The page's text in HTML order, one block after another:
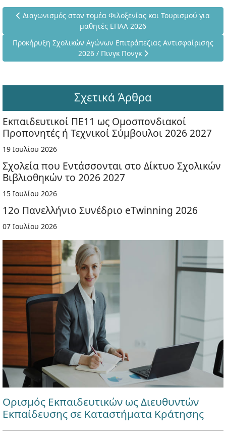
Προηγούμενο άρθρο: Διαγωνισμός στον τομέα Φιλοξενίας
Διαγωνισμός στον τομέα Φιλοξενίας και Τουρισμού για
μαθητές ΕΠΑΛ 2026
Επόμενο άρθρο: Προκήρυξη Σχολικών Αγώνων Επιτράπεζιας
Προκήρυξη Σχολικών Αγώνων Επιτράπεζιας Αντισφαίρισης
2026 / Πινγκ Πονγκ
Σχετικά Άρθρα
Εκπαιδευτικοί ΠΕ11 ως Ομοσπονδιακοί
Προπονητές ή Τεχνικοί Σύμβουλοι 2026 2027
19 Ιουλίου 2026
Σχολεία που Εντάσσονται στο Δίκτυο Σχολικών
Βιβλιοθηκών το 2026 2027
15 Ιουλίου 2026
12ο Πανελλήνιο Συνέδριο eTwinning 2026
07 Ιουλίου 2026
Ορισμός Εκπαιδευτικών ως Διευθυντών
Εκπαίδευσης σε Καταστήματα Κράτησης